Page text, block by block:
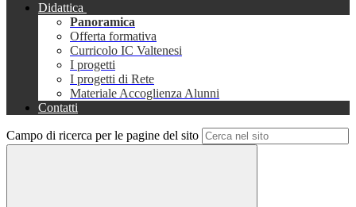
Didattica
Panoramica
Offerta formativa
Curricolo IC Valtenesi
I progetti
I progetti di Rete
Materiale Accoglienza Alunni
Contatti
Campo di ricerca per le pagine del sito